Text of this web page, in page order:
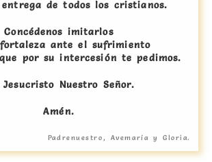
de todos los cristianos.
Concédenos imitarlos
ante el sufrimiento
por su intercesión te pedimos.
Jesucristo Nuestro Señor.
Amén.
Padrenuestro, Avemaría y Gloria.